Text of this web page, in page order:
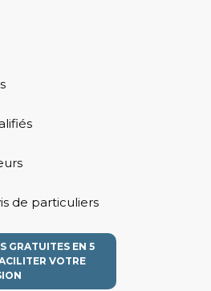
de particuliers
GRATUITES EN 5
VOTRE